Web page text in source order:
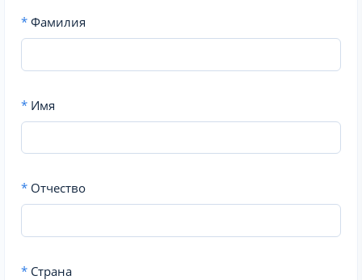
* Фамилия
* Имя
* Отчество
* Страна